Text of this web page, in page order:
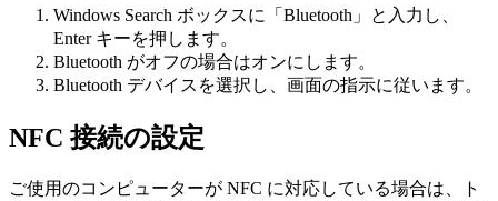
Windows Search ボックスに「Bluetooth」と入力し、
Enter キーを押します。
Bluetooth がオフの場合はオンにします。
Bluetooth デバイスを選択し、画面の指示に従います。
NFC 接続の設定
ご使用のコンピューターが NFC に対応している場合は、ト